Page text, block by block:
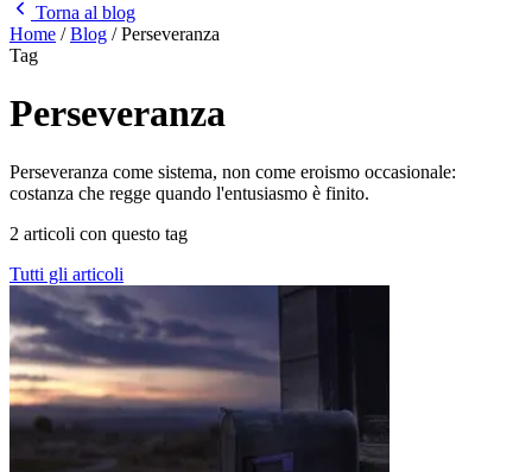
Torna al blog
Home / Blog / Perseveranza
Tag
Perseveranza
Perseveranza come sistema, non come eroismo occasionale:
costanza che regge quando l'entusiasmo è finito.
2 articoli con questo tag
Tutti gli articoli